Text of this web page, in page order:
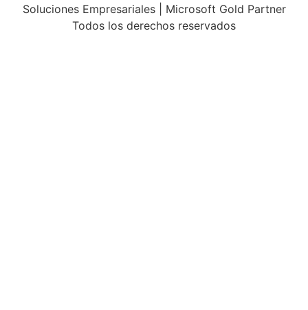
Soluciones Empresariales | Microsoft Gold Partner
Todos los derechos reservados